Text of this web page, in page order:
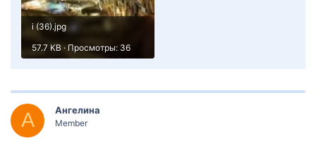
i (36).jpg
57.7 KB · Просмотры: 36
А Ангелина
Member